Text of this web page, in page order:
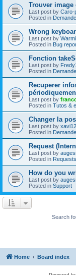
Trouver
Last post by Caro-
Posted in
Wrong
Last post by
Posted in Bug
Fonction
Last post by
Posted in
Recuperer
Last post by
Posted in Tutos &
Changer la
Last post by
Posted in
Request
Last post by
Posted in
How do you
Last post by
Posted in Support
Search
Home Board index